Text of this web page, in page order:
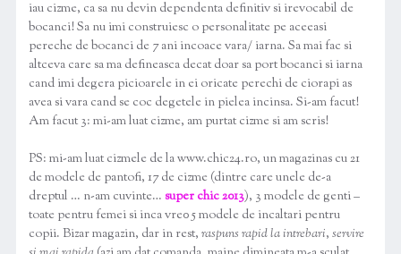
iau cizme, ca sa nu devin dependenta definitiv si irevocabil de
bocanci! Sa nu imi construiesc o personalitate pe aceeasi
pereche de bocanci de 7 ani incoace vara/ iarna. Sa mai fac si
altceva care sa ma defineasca decat doar sa port bocanci si iarna
cand imi degera picioarele in ei oricate perechi de ciorapi as
avea si vara cand se coc degetele in pielea incinsa. Si-am facut!
Am facut 3: mi-am luat cizme, am purtat cizme si am scris!
PS: mi-am luat cizmele de la www.chic24.ro, un magazinas cu 21
de modele de pantofi, 17 de cizme (dintre care unele de-a
dreptul … n-am cuvinte… super chic 2013), 3 modele de genti –
toate pentru femei si inca vre0 5 modele de incaltari pentru
copii. Bizar magazin, dar in rest, raspuns rapid la intrebari, servire